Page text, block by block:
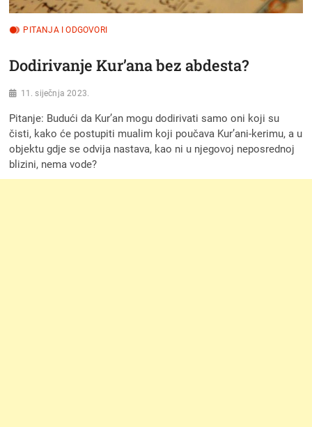
PITANJA I ODGOVORI
Dodirivanje Kur’ana bez abdesta?
11. siječnja 2023.
Pitanje: Budući da Kur’an mogu dodirivati samo oni koji su
čisti, kako će postupiti mualim koji poučava Kur’ani-kerimu, a u
objektu gdje se odvija nastava, kao ni u njegovoj neposrednoj
blizini, nema vode?